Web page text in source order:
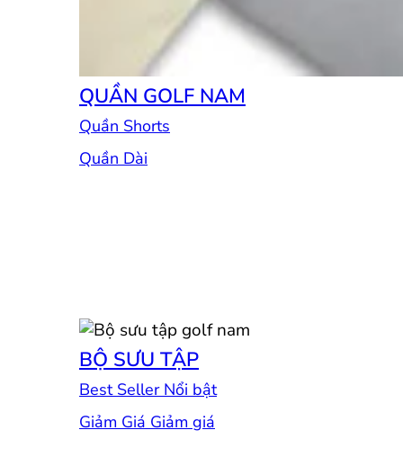
QUẦN GOLF NAM
Quần Shorts
Quần Dài
BỘ SƯU TẬP
Best Seller
Giảm Giá